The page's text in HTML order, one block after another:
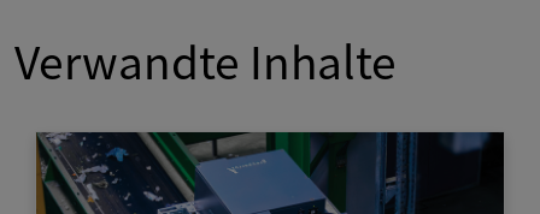
Verwandte Inhalte